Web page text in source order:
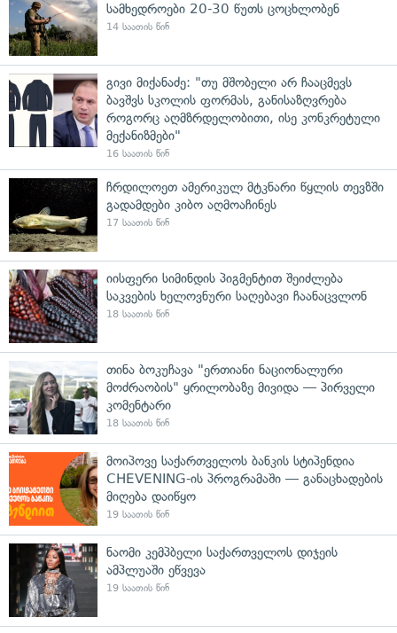
სამხედროები 20-30 წუთს ცოცხლობენ
14 საათის წინ
გივი მიქანაძე: "თუ მშობელი არ ჩააცმევს
ბავშვს სკოლის ფორმას, განისაზღვრება
როგორც აღმზრდელობითი, ისე კონკრეტული
მექანიზმები"
16 საათის წინ
ჩრდილოეთ ამერიკულ მტკნარი წყლის თევზში
გადამდები კიბო აღმოაჩინეს
17 საათის წინ
იისფერი სიმინდის პიგმენტით შეიძლება
საკვების ხელოვნური საღებავი ჩაანაცვლონ
18 საათის წინ
თინა ბოკუჩავა "ერთიანი ნაციონალური
მოძრაობის" ყრილობაზე მივიდა — პირველი
კომენტარი
18 საათის წინ
მოიპოვე საქართველოს ბანკის სტიპენდია
CHEVENING-ის პროგრამაში — განაცხადების
მიღება დაიწყო
19 საათის წინ
ნაომი კემპბელი საქართველოს დიჯეის
ამპლუაში ეწვევა
19 საათის წინ